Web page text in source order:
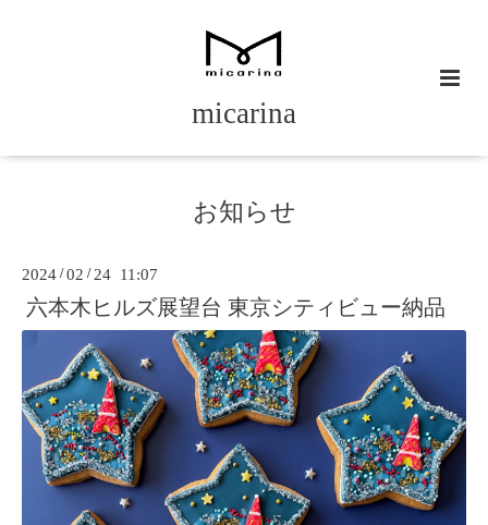
micarina
お知らせ
2024 /02 /24 11:07
六本木ヒルズ展望台 東京シティビュー納品